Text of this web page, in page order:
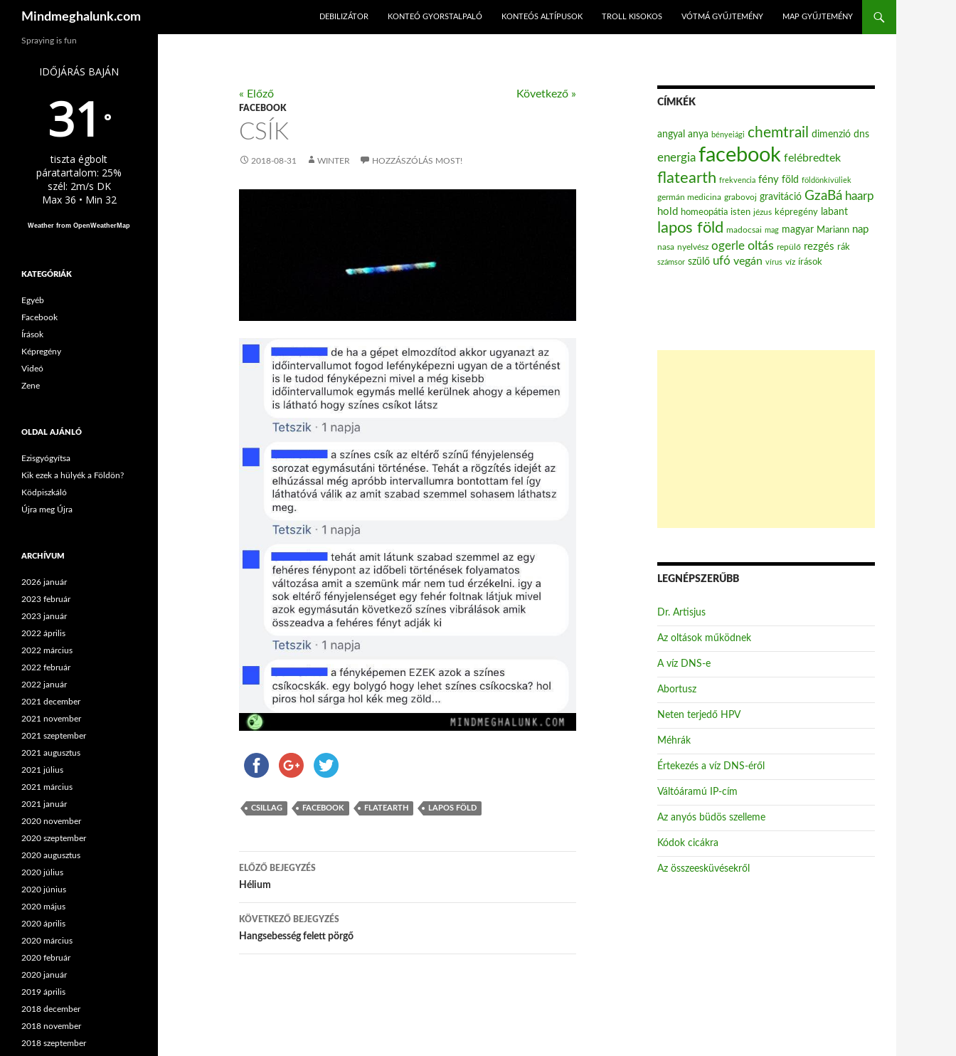
Mindmeghalunk.com
DEBILIZÁTOR
KONTEÓ GYORSTALPALÓ KONTEÓS ALTÍPUSOK TROLL KISOKOS VÓTMÁ GYŰJTEMÉNY MAP GYŰJTEMÉNY
« Előző Következő »
FACEBOOK
CSÍK
2018-08-31 WINTER HOZZÁSZÓLÁS MOST!
CSILLAG FACEBOOK FLATEARTH LAPOS FÖLD
Bejegyzés navigáció
ELŐZŐ BEJEGYZÉS
Hélium
KÖVETKEZŐ BEJEGYZÉS
Hangsebesség felett pörgő
CÍMKÉK
angyal anya bényeiági chemtrail dimenzió dns
energia facebook felébredtek
flatearth frekvencia fény föld földönkívüliek
germán medicina grabovoj gravitáció GzaBá haarp
hold homeopátia isten jézus képregény labant
lapos föld madocsai mag magyar Mariann nap
nasa nyelvész ogerle oltás repülő rezgés rák
számsor szülő ufó vegán vírus víz írások
LEGNÉPSZERŰBB
Dr. Artisjus
Az oltások működnek
A víz DNS-e
Abortusz
Neten terjedő HPV
Méhrák
Értekezés a víz DNS-éről
Váltóáramú IP-cím
Az anyós büdös szelleme
Kódok cicákra
Az összeesküvésekről
Spraying is fun
IDŐJÁRÁS BAJÁN
31 °
tiszta égbolt
páratartalom: 25%
szél: 2m/s DK
Max 36 • Min 32
Weather from OpenWeatherMap
KATEGÓRIÁK
Egyéb
Facebook
Írások
Képregény
Videó
Zene
OLDAL AJÁNLÓ
Ezisgyógyítsa
Kik ezek a hülyék a Földön?
Ködpiszkáló
Újra meg Újra
ARCHÍVUM
2026 január
2023 február
2023 január
2022 április
2022 március
2022 február
2022 január
2021 december
2021 november
2021 szeptember
2021 augusztus
2021 július
2021 március
2021 január
2020 november
2020 szeptember
2020 augusztus
2020 július
2020 június
2020 május
2020 április
2020 március
2020 február
2020 január
2019 április
2018 december
2018 november
2018 szeptember